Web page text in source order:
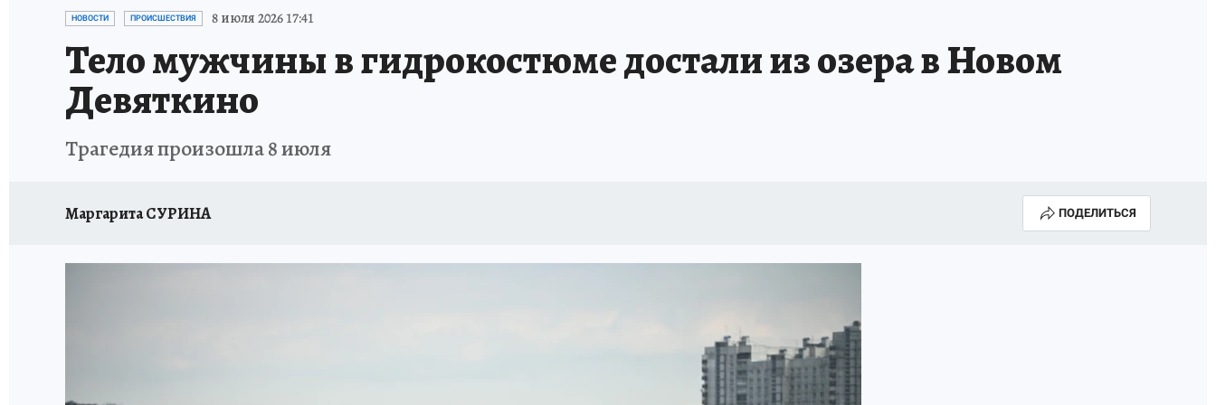
ПЕТЕРБУРГСКАЯ СТРОЙКА
НОВОСТИ ПРОИСШЕСТВИЯ 8 июля 2026 17:41
Тело мужчины в гидрокостюме достали из озера в Новом
Девяткино
Трагедия произошла 8 июля
Маргарита СУРИНА ПОДЕЛИТЬСЯ